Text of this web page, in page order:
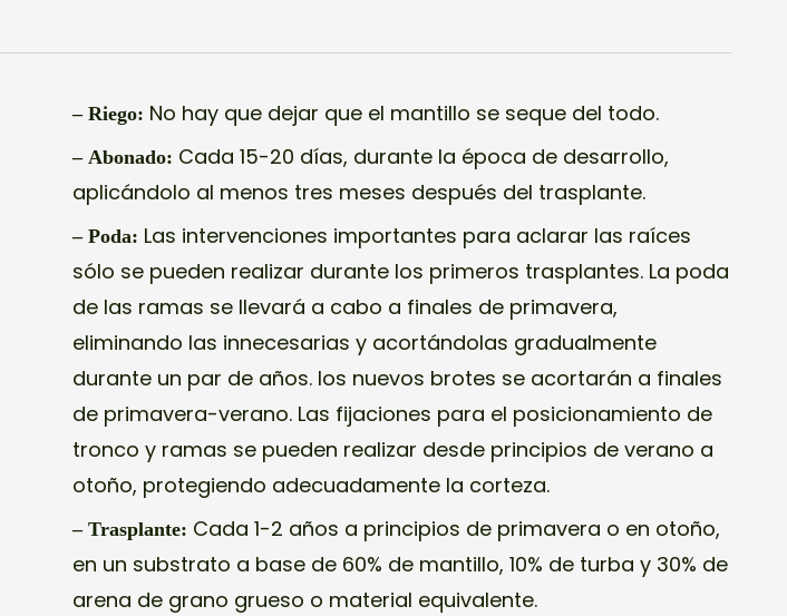
– Riego: No hay que dejar que el mantillo se seque del todo.
– Abonado: Cada 15-20 días, durante la época de desarrollo,
aplicándolo al menos tres meses después del trasplante.
– Poda: Las intervenciones importantes para aclarar las raíces
sólo se pueden realizar durante los primeros trasplantes. La poda
de las ramas se llevará a cabo a finales de primavera,
eliminando las innecesarias y acortándolas gradualmente
durante un par de años. los nuevos brotes se acortarán a finales
de primavera-verano. Las fijaciones para el posicionamiento de
tronco y ramas se pueden realizar desde principios de verano a
otoño, protegiendo adecuadamente la corteza.
– Trasplante: Cada 1-2 años a principios de primavera o en otoño,
en un substrato a base de 60% de mantillo, 10% de turba y 30% de
arena de grano grueso o material equivalente.